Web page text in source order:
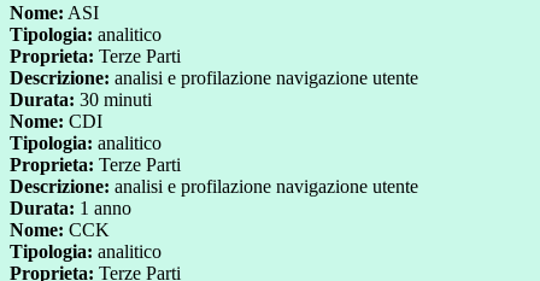
Nome: ASI
Tipologia: analitico
Proprieta: Terze Parti
Descrizione: analisi e profilazione navigazione utente
Durata: 30 minuti
Nome: CDI
Tipologia: analitico
Proprieta: Terze Parti
Descrizione: analisi e profilazione navigazione utente
Durata: 1 anno
Nome: CCK
Tipologia: analitico
Proprieta: Terze Parti